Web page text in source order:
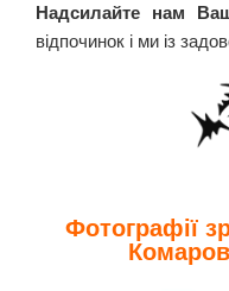
Надсилайте нам
відпочинок і ми із
Фотографії